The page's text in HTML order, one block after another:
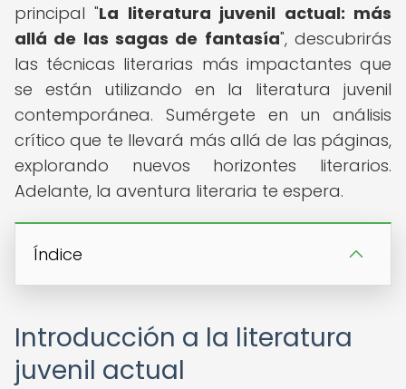
principal "La literatura juvenil actual: más
allá de las sagas de fantasía", descubrirás
las técnicas literarias más impactantes que
se están utilizando en la literatura juvenil
contemporánea. Sumérgete en un análisis
crítico que te llevará más allá de las páginas,
explorando nuevos horizontes literarios.
Adelante, la aventura literaria te espera.
Índice
Introducción a la literatura
juvenil actual